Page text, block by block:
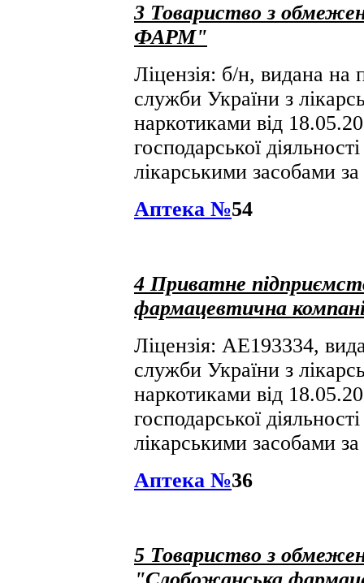
3 Товариство з
ФАРМ"
Ліцензія: б/н, видана на
служби України з
наркотиками від
господарської
лікарськими засобами
Аптека №54
4Приватне
фармацевтична
Ліцензія: АЕ193334,
служби України з
наркотиками від
господарської
лікарськими засобами
Аптека №36
5 Товариство з